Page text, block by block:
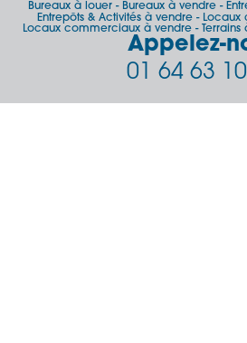
Bureaux à louer- Bureaux à vendre-
Entrepôts & Activités à vendre - Locaux
Locaux commerciaux à vendre - Terrains
Appelez-
01 64 63